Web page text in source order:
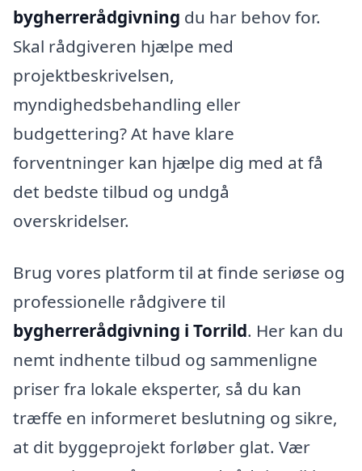
bygherrerådgivning du har behov for.
Skal rådgiveren hjælpe med
projektbeskrivelsen,
myndighedsbehandling eller
budgettering? At have klare
forventninger kan hjælpe dig med at få
det bedste tilbud og undgå
overskridelser.
Brug vores platform til at finde seriøse og
professionelle rådgivere til
bygherrerådgivning i Torrild. Her kan du
nemt indhente tilbud og sammenligne
priser fra lokale eksperter, så du kan
træffe en informeret beslutning og sikre,
at dit byggeprojekt forløber glat. Vær